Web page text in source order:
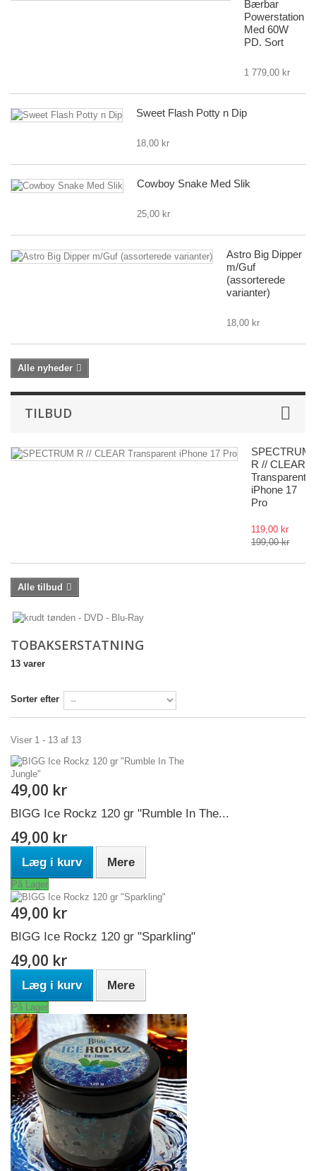
Bærbar
Powerstation
Med 60W
PD. Sort
1 779,00 kr
Sweet Flash Potty n Dip
18,00 kr
Cowboy Snake Med Slik
25,00 kr
Astro Big Dipper
m/Guf
(assorterede
varianter)
18,00 kr
Alle nyheder
TILBUD
SPECTRUM
R // CLEAR
Transparent
iPhone 17
Pro
119,00 kr
199,00 kr
Alle tilbud
TOBAKSERSTATNING
13 varer
Sorter efter
Viser 1 - 13 af 13
49,00 kr
BIGG Ice Rockz 120 gr "Rumble In The...
49,00 kr
Læg i kurv Mere
På Lager
49,00 kr
BIGG Ice Rockz 120 gr "Sparkling"
49,00 kr
Læg i kurv Mere
På Lager